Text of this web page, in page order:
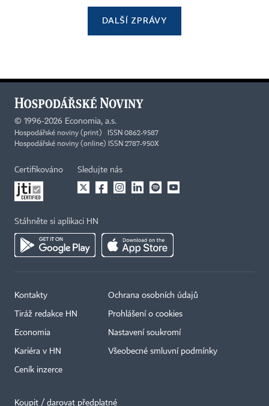
DALŠÍ ZPRÁVY
© 1996-2026 Economia, a.s.
Hospodářské noviny (print) ISSN 0862-9587
Hospodářské noviny (online) ISSN 2787-950X
Certifikováno Sledujte nás
Stáhněte si aplikaci HN
Kontakty
Tiráž redakce HN
Economia
Kariéra v HN
Ceník inzerce
Ochrana osobních údajů
Prohlášení o cookies
Nastavení soukromí
Všeobecné smluvní podmínky
Koupit / darovat předplatné